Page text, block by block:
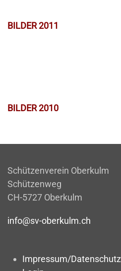
BILDER 2011
BILDER 2010
Schützenverein Oberkulm
Schützenweg
CH-5727 Oberkulm
info@sv-oberkulm.ch
Impressum/Datenschutz